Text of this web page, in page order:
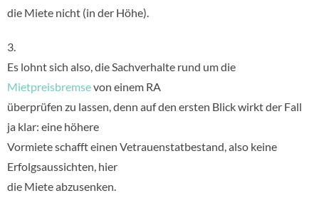
die Miete nicht (in der Höhe).
3.
Es lohnt sich also, die Sachverhalte rund um die
Mietpreisbremsevon einem RA
überprüfen zu lassen, denn auf den ersten Blick wirkt der Fall
ja klar: eine höhere
Vormiete schafft einen Vetrauenstatbestand, also keine
Erfolgsaussichten, hier
die Miete abzusenken.